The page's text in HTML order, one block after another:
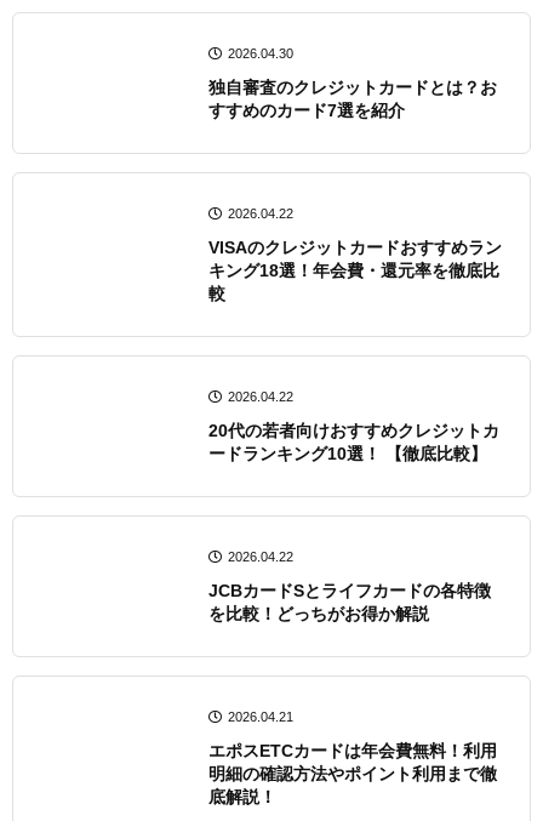
2026.04.30
独自審査のクレジットカードとは？お
すすめのカード7選を紹介
2026.04.22
VISAのクレジットカードおすすめラン
キング18選！年会費・還元率を徹底比
較
2026.04.22
20代の若者向けおすすめクレジットカ
ードランキング10選！ 【徹底比較】
2026.04.22
JCBカードSとライフカードの各特徴
を比較！どっちがお得か解説
2026.04.21
エポスETCカードは年会費無料！利用
明細の確認方法やポイント利用まで徹
底解説！